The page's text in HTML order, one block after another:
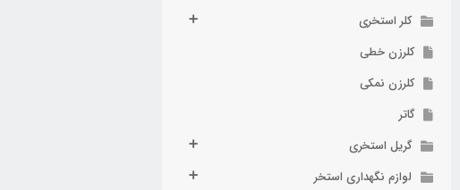
کلر استخری
کلرزن خطی
کلرزن نمکی
گاتر
گریل استخری
لوازم نگهداری استخر